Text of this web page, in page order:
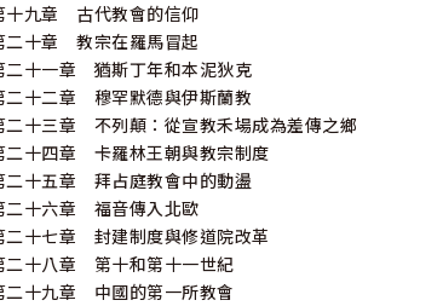
十九章 古代教會的信仰
二十章 教宗在羅馬冒起
二十一章 猶斯丁年和本泥狄克
二十二章 穆罕默德與伊斯蘭教
二十三章 不列顛：從宣教禾場成為差傳之鄉
二十四章 卡羅林王朝與教宗制度
二十五章 拜占庭教會中的動盪
二十六章 福音傳入北歐
二十七章 封建制度與修道院改革
二十八章 第十和第十一世紀
二十九章 中國的第一所教會